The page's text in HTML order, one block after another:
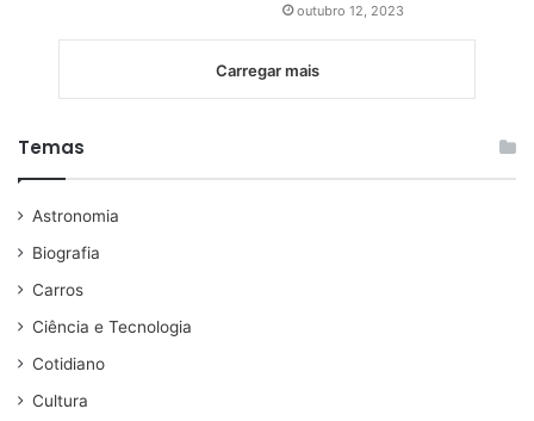
outubro 12, 2023
Carregar mais
Temas
Astronomia
Biografia
Carros
Ciência e Tecnologia
Cotidiano
Cultura